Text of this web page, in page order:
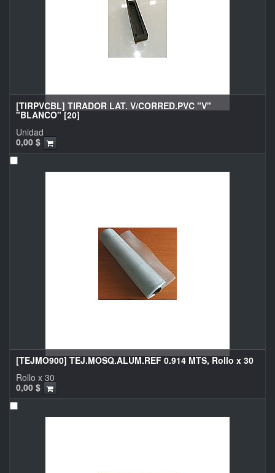
[TIRPVCBL] TIRADOR LAT. V/CORRED.PVC "V"
"BLANCO" [20]
0,00 $
Unidad
[TEJMO900] TEJ.MOSQ.ALUM.REF 0.914 MTS, Rollo x 30
0,00 $
Rollo x 30